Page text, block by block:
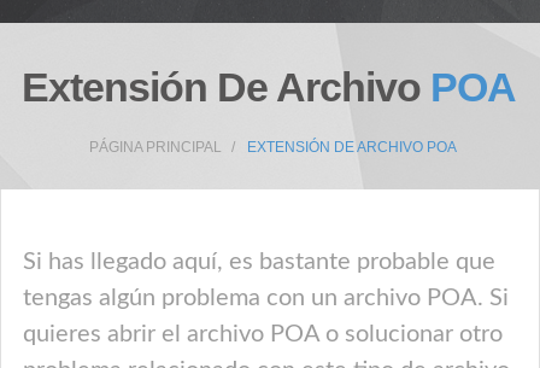
Extensión De Archivo POA
PÁGINA PRINCIPAL EXTENSIÓN DE ARCHIVO POA
Si has llegado aquí, es bastante probable que
tengas algún problema con un archivo POA. Si
quieres abrir el archivo POA o solucionar otro